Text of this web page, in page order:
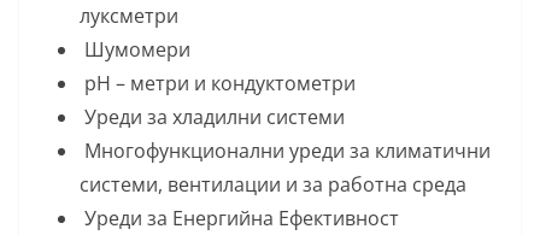
луксметри
Шумомери
рН – метри и кондуктометри
Уреди за хладилни системи
Многофункционални уреди за климатични
системи, вентилации и за работна среда
Уреди за Енергийна Ефективност